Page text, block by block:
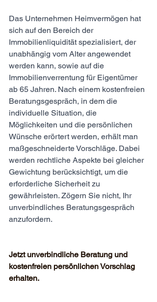
Das Unternehmen Heimvermögen hat
sich auf den Bereich der
Immobilienliquidität spezialisiert, der
unabhängig vom Alter angewendet
werden kann, sowie auf die
Immobilienverrentung für Eigentümer
ab 65 Jahren. Nach einem kostenfreien
Beratungsgespräch, in dem die
individuelle Situation, die
Möglichkeiten und die persönlichen
Wünsche erörtert werden, erhält man
maßgeschneiderte Vorschläge. Dabei
werden rechtliche Aspekte bei gleicher
Gewichtung berücksichtigt, um die
erforderliche Sicherheit zu
gewährleisten. Zögern Sie nicht, Ihr
unverbindliches Beratungsgespräch
anzufordern.
Jetzt unverbindliche Beratung und
kostenfreien persönlichen Vorschlag
erhalten.